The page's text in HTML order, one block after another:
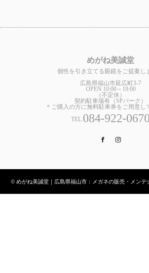
めがね美誠堂
個性を引き立てる眼鏡をご提案し
広島県福山市延広町3-7
OPEN 10:00～19:00
（不定休）
契約駐車場有（SPパーク）
＊ご購入の方に無料駐車券をご用意し
TEL.084-922-0670
Facebook
© めがね美誠堂｜広島県福山市：メガネの販売・メンテ